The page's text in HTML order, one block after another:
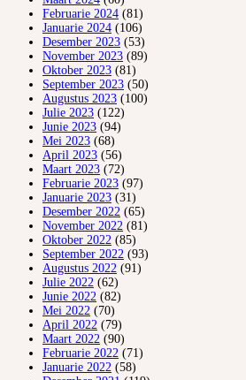
Februarie 2024 (81)
Januarie 2024 (106)
Desember 2023 (53)
November 2023 (89)
Oktober 2023 (81)
September 2023 (50)
Augustus 2023 (100)
Julie 2023 (122)
Junie 2023 (94)
Mei 2023 (68)
April 2023 (56)
Maart 2023 (72)
Februarie 2023 (97)
Januarie 2023 (31)
Desember 2022 (65)
November 2022 (81)
Oktober 2022 (85)
September 2022 (93)
Augustus 2022 (91)
Julie 2022 (62)
Junie 2022 (82)
Mei 2022 (70)
April 2022 (79)
Maart 2022 (90)
Februarie 2022 (71)
Januarie 2022 (58)